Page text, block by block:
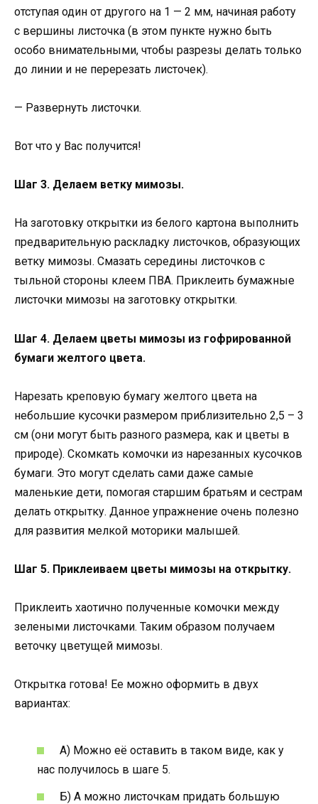
отступая один от другого на 1 — 2 мм, начиная работу
с вершины листочка (в этом пункте нужно быть
особо внимательными, чтобы разрезы делать только
до линии и не перерезать листочек).
— Развернуть листочки.
Вот что у Вас получится!
Шаг 3. Делаем ветку мимозы.
На заготовку открытки из белого картона выполнить
предварительную раскладку листочков, образующих
ветку мимозы. Смазать середины листочков с
тыльной стороны клеем ПВА. Приклеить бумажные
листочки мимозы на заготовку открытки.
Шаг 4. Делаем цветы мимозы из гофрированной
бумаги желтого цвета.
Нарезать креповую бумагу желтого цвета на
небольшие кусочки размером приблизительно 2,5 – 3
см (они могут быть разного размера, как и цветы в
природе). Скомкать комочки из нарезанных кусочков
бумаги. Это могут сделать сами даже самые
маленькие дети, помогая старшим братьям и сестрам
делать открытку. Данное упражнение очень полезно
для развития мелкой моторики малышей.
Шаг 5. Приклеиваем цветы мимозы на открытку.
Приклеить хаотично полученные комочки между
зелеными листочками. Таким образом получаем
веточку цветущей мимозы.
Открытка готова! Ее можно оформить в двух
вариантах:
А) Можно её оставить в таком виде, как у
нас получилось в шаге 5.
Б) А можно листочкам придать большую